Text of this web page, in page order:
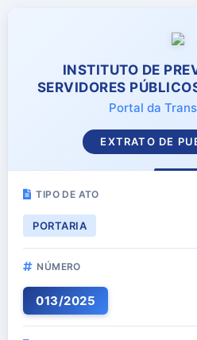
INSTITUTO DE
SERVIDORES
Portal da
EXTRATO DE
TIPO DE ATO
PORTARIA
NÚMERO
013/2025